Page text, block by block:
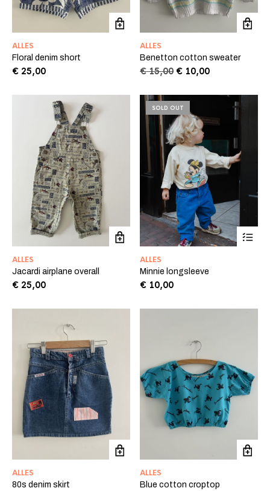
ALLES
Floral denim short
€ 25,00
ALLES
Benetton cotton sweater
€15,00 Oorspronkelijke
was:
€ 15,00.
€ 10,00Huidige
is:
€ 10,00.
ALLES
Jacardi airplane overall
€ 25,00
SOLD OUT
ALLES
Minnie longsleeve
€ 10,00
ALLES
80s denim skirt
ALLES
Blue cotton croptop